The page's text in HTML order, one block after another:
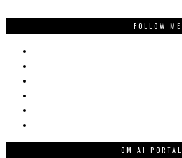
FOLLOW ME
OM AI